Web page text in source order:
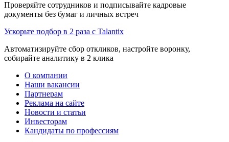
Проверяйте сотрудников и подписывайте кадровые
документы без бумаг и личных встреч
Ускорьте подбор в 2 раза с Talantix
Автоматизируйте сбор откликов, настройте воронку,
собирайте аналитику в 2 клика
О компании
Наши вакансии
Партнерам
Реклама на сайте
Новости и статьи
Инвесторам
Кандидаты по профессиям